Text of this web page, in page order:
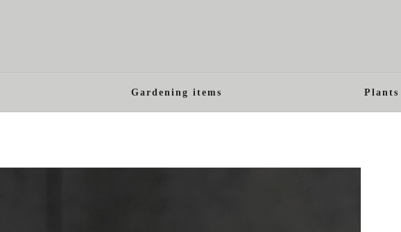
Gardening items Plants